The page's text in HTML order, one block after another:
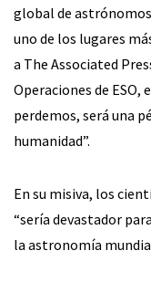
global de
uno de los lugares
a The Associated
Operaciones de ESO,
perdemos, será una
humanidad”.
En su misiva, los
“sería devastador
la astronomía